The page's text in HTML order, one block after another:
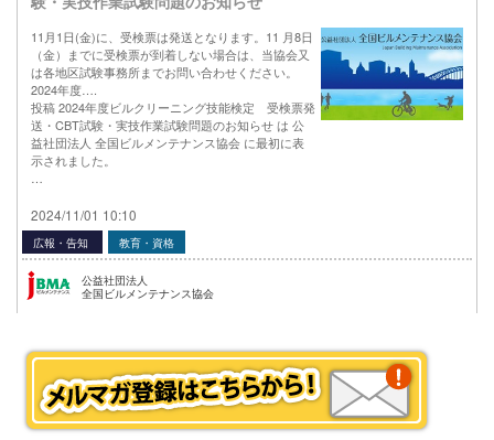
11月1日(金)に、受検票は発送となります。11 月8日
（金）までに受検票が到着しない場合は、当協会又
は各地区試験事務所までお問い合わせください。
2024年度….
投稿 2024年度ビルクリーニング技能検定 受検票発
送・CBT試験・実技作業試験問題のお知らせ は 公
益社団法人 全国ビルメンテナンス協会 に最初に表
示されました。
2024/11/01 10:10
広報・告知 教育・資格
公益社団法人
全国ビルメンテナンス協会